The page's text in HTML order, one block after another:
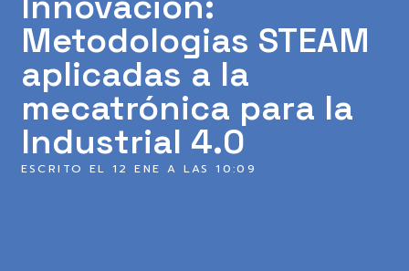
Metodologias STEAM
aplicadas a la
mecatrónica para la
Industrial 4.0
ESCRITO EL 12 ENE A LAS 10:09